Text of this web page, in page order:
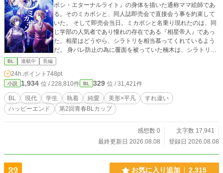
ボシ・エターナルライト』の身体を描いた通称ママ絵師であ
る。そのミカボシと、同人誌即売会で直接会う事を約束して
いた。 そして即売会当日。ミカボシと名乗り現れたのは、同
じ学部の人気者であり憧れの存在である『相星帝人』であっ
た。相星はどうやら、シラトリを相当慕ってくれているよう
だ。 身バレ防止の為に覆面を被っていた楠木は、シラトリだ
とバレたくない為、相星に正体を隠すと決意する。 しかし休
み明けの放課後、楠木は講義室で絵を描いている姿を相星に
見られてしまう。それがきっかけで、楠木としてもVTuber活
動を手伝う事に。「何故？」と疑問に思う楠木であったが、
どうやら相星には何か事情があるようで……。 ――――――
――― ◆一途で人気者のイケメン個人勢VTuber×平凡で地味
なママ絵師……1枚のイラストが結ぶ、小さな奇跡の物語 ◆
BL 連載中 長編
24h.ポイント 748pt
小説 1,934 位 / 228,810件 BL 329 位 / 31,421件
BL 現代 学生 執着 純愛 美形×平凡
すれ違い
ハッピーエンド
第2回青春BLカップ
感想数 0
文字数 17,941
最終更新日 2026.08.08
登録日 2026.08.08
32 お気に入り追加 2,315